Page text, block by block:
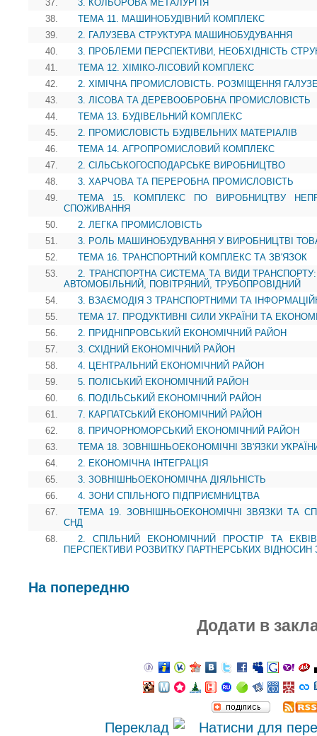
37.
3. КОЛЬОРОВА МЕТАЛУРГІЯ
38.
ТЕМА 11. МАШИНОБУДІВНИЙ КОМПЛЕКС
39.
2. ГАЛУЗЕВА СТРУКТУРА МАШИНОБУДУВАННЯ
40.
3. ПРОБЛЕМИ ПЕРСПЕКТИВИ, НЕОБХІДНІСТЬ
41.
ТЕМА 12. ХІМІКО-ЛІСОВИЙ КОМПЛЕКС
42.
2. ХІМІЧНА ПРОМИСЛОВІСТЬ. РОЗМІЩЕННЯ
43.
3. ЛІСОВА ТА ДЕРЕВООБРОБНА ПРОМИСЛОВІСТЬ
44.
ТЕМА 13. БУДІВЕЛЬНИЙ КОМПЛЕКС
45.
2. ПРОМИСЛОВІСТЬ БУДІВЕЛЬНИХ МАТЕРІАЛІВ
46.
ТЕМА 14. АГРОПРОМИСЛОВИЙ КОМПЛЕКС
47.
2. СІЛЬСЬКОГОСПОДАРСЬКЕ ВИРОБНИЦТВО
48.
3. ХАРЧОВА ТА ПЕРЕРОБНА ПРОМИСЛОВІСТЬ
49.
ТЕМА 15. КОМПЛЕКС ПО ВИРОБНИЦТВУ
СПОЖИВАННЯ
50.
2. ЛЕГКА ПРОМИСЛОВІСТЬ
51.
3. РОЛЬ МАШИНОБУДУВАННЯ У ВИРОБНИЦТВІ
52.
ТЕМА 16. ТРАНСПОРТНИЙ КОМПЛЕКС ТА ЗВ'ЯЗОК
53.
2. ТРАНСПОРТНА СИСТЕМА ТА ВИДИ
АВТОМОБІЛЬНИЙ, ПОВІТРЯНИЙ, ТРУБОПРОВІДНИЙ
54.
3. ВЗАЄМОДІЯ З ТРАНСПОРТНИМИ ТА
55.
ТЕМА 17. ПРОДУКТИВНІ СИЛИ УКРАЇНИ ТА
56.
2. ПРИДНІПРОВСЬКИЙ ЕКОНОМІЧНИЙ РАЙОН
57.
3. СХІДНИЙ ЕКОНОМІЧНИЙ РАЙОН
58.
4. ЦЕНТРАЛЬНИЙ ЕКОНОМІЧНИЙ РАЙОН
59.
5. ПОЛІСЬКИЙ ЕКОНОМІЧНИЙ РАЙОН
60.
6. ПОДІЛЬСЬКИЙ ЕКОНОМІЧНИЙ РАЙОН
61.
7. КАРПАТСЬКИЙ ЕКОНОМІЧНИЙ РАЙОН
62.
8. ПРИЧОРНОМОРСЬКИЙ ЕКОНОМІЧНИЙ РАЙОН
63.
ТЕМА 18. ЗОВНІШНЬОЕКОНОМІЧНІ ЗВ'ЯЗКИ
64.
2. ЕКОНОМІЧНА ІНТЕГРАЦІЯ
65.
3. ЗОВНІШНЬОЕКОНОМІЧНА ДІЯЛЬНІСТЬ
66.
4. ЗОНИ СПІЛЬНОГО ПІДПРИЄМНИЦТВА
67.
ТЕМА 19. ЗОВНІШНЬОЕКОНОМІЧНІ ЗВЯЗКИ ТА
СНД
68.
2. СПІЛЬНИЙ ЕКОНОМІЧНИЙ ПРОСТІР ТА
ПЕРСПЕКТИВИ РОЗВИТКУ ПАРТНЕРСЬКИХ ВІДНОСИН
На попередню
Додати в
Переклад